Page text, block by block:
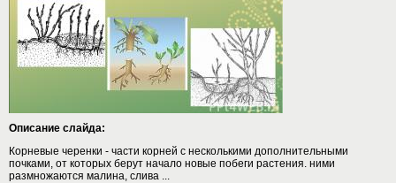
Описание слайда:
Корневые черенки - части корней с несколькими дополнительными
почками, от которых берут начало новые побеги растения. ними
размножаются малина, слива ...